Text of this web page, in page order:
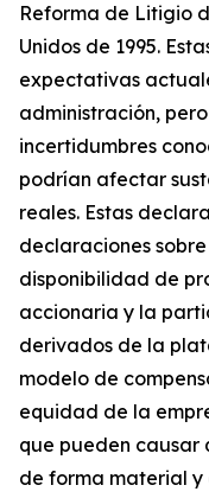
Reforma de Litigio
Unidos de 1995.
expectativas
administración,
incertidumbres
podrían afectar
reales. Estas
declaraciones
disponibilidad de
accionaria y la
derivados de la
modelo de
equidad de la
que pueden causar
de forma material y